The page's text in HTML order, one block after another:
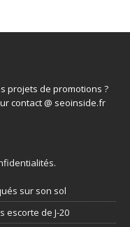
projets de promotions ?
contact @ seoinside.fr
.
sur son sol
escorte de J-20